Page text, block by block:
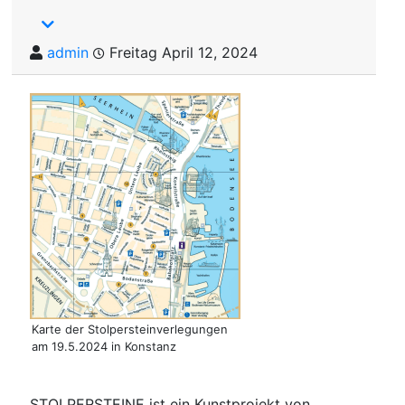
admin Freitag April 12, 2024
Karte der Stolpersteinverlegungen
am 19.5.2024 in Konstanz